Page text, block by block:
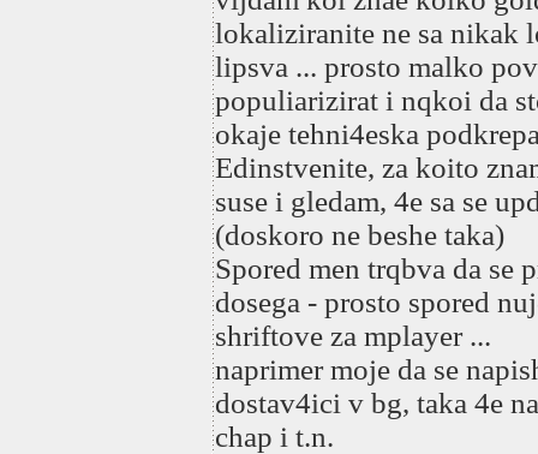
lokaliziranite ne sa nikak
lipsva ... prosto malko
populiarizirat i nqkoi da
okaje tehni4eska
Edinstvenite, za koito
suse i gledam, 4e sa se
(doskoro ne beshe taka)
Spored men trqbva da se
dosega - prosto spored
shriftove za mplayer ...
naprimer moje da se
dostav4ici v bg, taka 4e
chap i t.n.